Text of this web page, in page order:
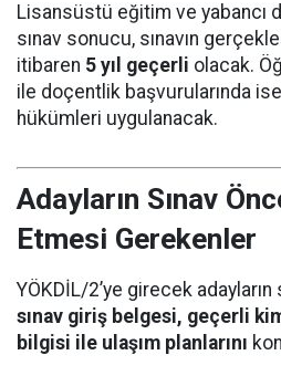
Lisansüstü eğitim ve yabancı
sınav sonucu, sınavın
itibaren 5 yıl geçerli olacak.
ile doçentlik başvurularında
hükümleri uygulanacak.
Adayların Sınav
Etmesi Gerekenler
YÖKDİL/2’ye girecek
sınav giriş belgesi, geçerli
bilgisi ile ulaşım planlarını